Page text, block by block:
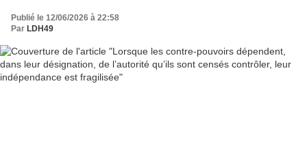
Publié le 12/06/2026 à 22:58
Par LDH49